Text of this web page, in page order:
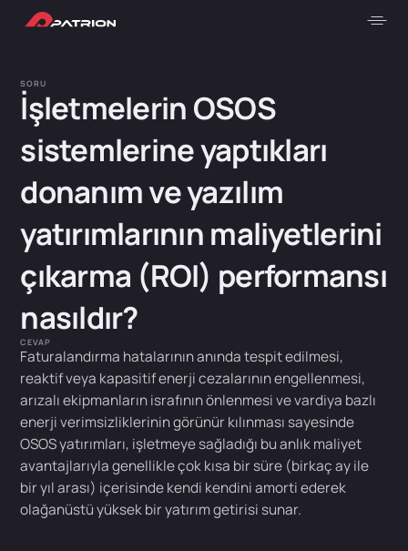
SORU
İşletmelerin OSOS
sistemlerine yaptıkları
donanım ve yazılım
yatırımlarının maliyetlerini
çıkarma (ROI) performansı
nasıldır?
CEVAP
Faturalandırma hatalarının anında tespit edilmesi,
reaktif veya kapasitif enerji cezalarının engellenmesi,
arızalı ekipmanların israfının önlenmesi ve vardiya bazlı
enerji verimsizliklerinin görünür kılınması sayesinde
OSOS yatırımları, işletmeye sağladığı bu anlık maliyet
avantajlarıyla genellikle çok kısa bir süre (birkaç ay ile
bir yıl arası) içerisinde kendi kendini amorti ederek
olağanüstü yüksek bir yatırım getirisi sunar.